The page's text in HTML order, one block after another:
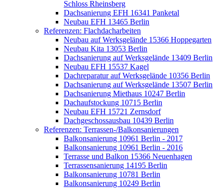
Schloss Rheinsberg
Dachsanierung EFH 16341 Panketal
Neubau EFH 13465 Berlin
Referenzen: Flachdacharbeiten
Neubau auf Werksgelände 15366 Hoppegarten
Neubau Kita 13053 Berlin
Dachsanierung auf Werksgelände 13409 Berlin
Neubau EFH 15537 Kagel
Dachreparatur auf Werksgelände 10356 Berlin
Dachsanierung auf Werksgelände 13507 Berlin
Dachsanierung Miethaus 10247 Berlin
Dachaufstockung 10715 Berlin
Neubau EFH 15721 Zernsdorf
Dachgeschossausbau 10439 Berlin
Referenzen: Terrassen-/Balkonsanierungen
Balkonsanierung 10961 Berlin - 2017
Balkonsanierung 10961 Berlin - 2016
Terrasse und Balkon 15366 Neuenhagen
Terrassensanierung 14195 Berlin
Balkonsanierung 10781 Berlin
Balkonsanierung 10249 Berlin